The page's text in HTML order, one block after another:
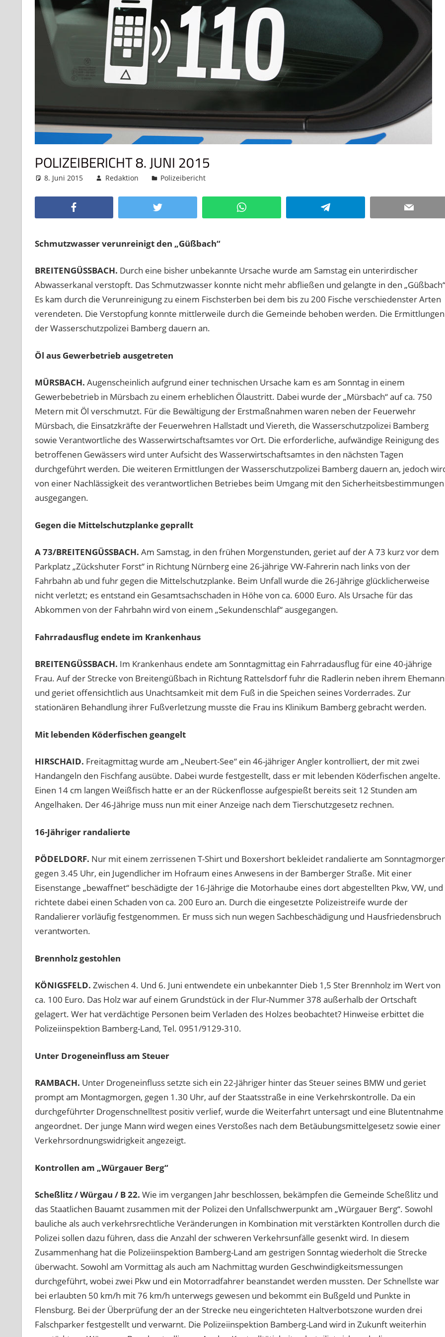
POLIZEIBERICHT 8. JUNI 2015
8. Juni 2015 Redaktion Polizeibericht
Twitter WhatsApp Telegram Email
Schmutzwasser verunreinigt den „Güßbach“
BREITENGÜSSBACH. Durch eine bisher unbekannte Ursache wurde am Samstag ein unterirdischer
Abwasserkanal verstopft. Das Schmutzwasser konnte nicht mehr abfließen und gelangte in den
Es kam durch die Verunreinigung zu einem Fischsterben bei dem bis zu 200 Fische verschiedenster Arten
verendeten. Die Verstopfung konnte mittlerweile durch die Gemeinde behoben werden. Die Ermittlungen
der Wasserschutzpolizei Bamberg dauern an.
Öl aus Gewerbetrieb ausgetreten
MÜRSBACH. Augenscheinlich aufgrund einer technischen Ursache kam es am Sonntag in einem
Gewerbebetrieb in Mürsbach zu einem erheblichen Ölaustritt. Dabei wurde der „Mürsbach“ auf ca. 750
Metern mit Öl verschmutzt. Für die Bewältigung der Erstmaßnahmen waren neben der Feuerwehr
Mürsbach, die Einsatzkräfte der Feuerwehren Hallstadt und Viereth, die Wasserschutzpolizei Bamberg
sowie Verantwortliche des Wasserwirtschaftsamtes vor Ort. Die erforderliche, aufwändige Reinigung des
betroffenen Gewässers wird unter Aufsicht des Wasserwirtschaftsamtes in den nächsten Tagen
durchgeführt werden. Die weiteren Ermittlungen der Wasserschutzpolizei Bamberg dauern an, jedoch
von einer Nachlässigkeit des verantwortlichen Betriebes beim Umgang mit den Sicherheitsbestimmungen
ausgegangen.
Gegen die Mittelschutzplanke geprallt
A 73/BREITENGÜSSBACH. Am Samstag, in den frühen Morgenstunden, geriet auf der A 73 kurz vor dem
Parkplatz „Zückshuter Forst“ in Richtung Nürnberg eine 26-jährige VW-Fahrerin nach links von der
Fahrbahn ab und fuhr gegen die Mittelschutzplanke. Beim Unfall wurde die 26-Jährige glücklicherweise
nicht verletzt; es entstand ein Gesamtsachschaden in Höhe von ca. 6000 Euro. Als Ursache für das
Abkommen von der Fahrbahn wird von einem „Sekundenschlaf“ ausgegangen.
Fahrradausflug endete im Krankenhaus
BREITENGÜSSBACH. Im Krankenhaus endete am Sonntagmittag ein Fahrradausflug für eine 40-jährige
Frau. Auf der Strecke von Breitengüßbach in Richtung Rattelsdorf fuhr die Radlerin neben ihrem Ehemann
und geriet offensichtlich aus Unachtsamkeit mit dem Fuß in die Speichen seines Vorderrades. Zur
stationären Behandlung ihrer Fußverletzung musste die Frau ins Klinikum Bamberg gebracht werden.
Mit lebenden Köderfischen geangelt
HIRSCHAID. Freitagmittag wurde am „Neubert-See“ ein 46-jähriger Angler kontrolliert, der mit zwei
Handangeln den Fischfang ausübte. Dabei wurde festgestellt, dass er mit lebenden Köderfischen angelte.
Einen 14 cm langen Weißfisch hatte er an der Rückenflosse aufgespießt bereits seit 12 Stunden am
Angelhaken. Der 46-Jährige muss nun mit einer Anzeige nach dem Tierschutzgesetz rechnen.
16-Jähriger randalierte
PÖDELDORF. Nur mit einem zerrissenen T-Shirt und Boxershort bekleidet randalierte am
gegen 3.45 Uhr, ein Jugendlicher im Hofraum eines Anwesens in der Bamberger Straße. Mit einer
Eisenstange „bewaffnet“ beschädigte der 16-Jährige die Motorhaube eines dort abgestellten Pkw, VW, und
richtete dabei einen Schaden von ca. 200 Euro an. Durch die eingesetzte Polizeistreife wurde der
Randalierer vorläufig festgenommen. Er muss sich nun wegen Sachbeschädigung und Hausfriedensbruch
verantworten.
Brennholz gestohlen
KÖNIGSFELD. Zwischen 4. Und 6. Juni entwendete ein unbekannter Dieb 1,5 Ster Brennholz im Wert von
ca. 100 Euro. Das Holz war auf einem Grundstück in der Flur-Nummer 378 außerhalb der Ortschaft
gelagert. Wer hat verdächtige Personen beim Verladen des Holzes beobachtet? Hinweise erbittet die
Polizeiinspektion Bamberg-Land, Tel. 0951/9129-310.
Unter Drogeneinfluss am Steuer
RAMBACH. Unter Drogeneinfluss setzte sich ein 22-Jähriger hinter das Steuer seines BMW und geriet
prompt am Montagmorgen, gegen 1.30 Uhr, auf der Staatsstraße in eine Verkehrskontrolle. Da ein
durchgeführter Drogenschnelltest positiv verlief, wurde die Weiterfahrt untersagt und eine Blutentnahme
angeordnet. Der junge Mann wird wegen eines Verstoßes nach dem Betäubungsmittelgesetz sowie einer
Verkehrsordnungswidrigkeit angezeigt.
Kontrollen am „Würgauer Berg“
Scheßlitz / Würgau / B 22. Wie im vergangen Jahr beschlossen, bekämpfen die Gemeinde Scheßlitz und
das Staatlichen Bauamt zusammen mit der Polizei den Unfallschwerpunkt am „Würgauer Berg“. Sowohl
bauliche als auch verkehrsrechtliche Veränderungen in Kombination mit verstärkten Kontrollen durch die
Polizei sollen dazu führen, dass die Anzahl der schweren Verkehrsunfälle gesenkt wird. In diesem
Zusammenhang hat die Polizeiinspektion Bamberg-Land am gestrigen Sonntag wiederholt die Strecke
überwacht. Sowohl am Vormittag als auch am Nachmittag wurden Geschwindigkeitsmessungen
durchgeführt, wobei zwei Pkw und ein Motorradfahrer beanstandet werden mussten. Der Schnellste war
bei erlaubten 50 km/h mit 76 km/h unterwegs gewesen und bekommt ein Bußgeld und Punkte in
Flensburg. Bei der Überprüfung der an der Strecke neu eingerichteten Haltverbotszone wurden drei
Falschparker festgestellt und verwarnt. Die Polizeiinspektion Bamberg-Land wird in Zukunft weiterhin